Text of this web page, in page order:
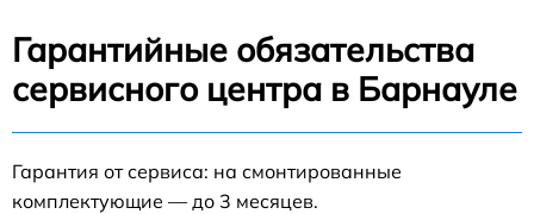
Гарантийные обязательства
сервисного центра в Барнауле
Гарантия от сервиса: на смонтированные
комплектующие — до 3 месяцев.